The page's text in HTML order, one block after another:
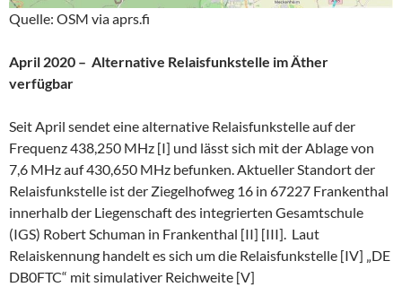
Quelle: OSM via aprs.fi
April 2020 – Alternative Relaisfunkstelle im Äther
verfügbar
Seit April sendet eine alternative Relaisfunkstelle auf der
Frequenz 438,250 MHz [I] und lässt sich mit der Ablage von
7,6 MHz auf 430,650 MHz befunken. Aktueller Standort der
Relaisfunkstelle ist der Ziegelhofweg 16 in 67227 Frankenthal
innerhalb der Liegenschaft des integrierten Gesamtschule
(IGS) Robert Schuman in Frankenthal [II] [III]. Laut
Relaiskennung handelt es sich um die Relaisfunkstelle [IV] „DE
DB0FTC“ mit simulativer Reichweite [V]